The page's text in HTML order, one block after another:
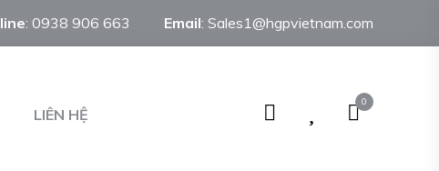
: 0938 906 663 Email: Sales1@hgpvietnam.com
LIÊN HỆ
0